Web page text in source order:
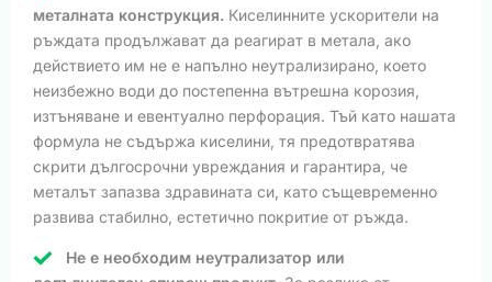
металната конструкция. Киселинните ускорители на
ръждата продължават да реагират в метала, ако
действието им не е напълно неутрализирано, което
неизбежно води до постепенна вътрешна корозия,
изтъняване и евентуално перфорация. Тъй като нашата
формула не съдържа киселини, тя предотвратява
скрити дългосрочни увреждания и гарантира, че
металът запазва здравината си, като същевременно
развива стабилно, естетично покритие от ръжда.
Не е необходим неутрализатор или